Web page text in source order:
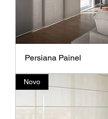
Persiana Painel
Novo